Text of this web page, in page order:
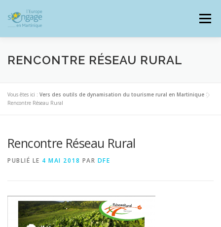
contenu
Menu
PROGRAMMES J’AI UN PROJET
SIGNALER UNE FRAUDE
RENCONTRE RÉSEAU RURAL
Vous êtes ici : Vers des outils de dynamisation du tourisme rural en Martinique >
Rencontre Réseau Rural
Rencontre Réseau Rural
PUBLIÉ LE 4 MAI 2018 PAR DFE